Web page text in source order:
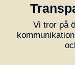
Vi tror på